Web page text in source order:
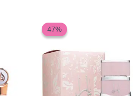
47%
47%
$330,000.$175,000.